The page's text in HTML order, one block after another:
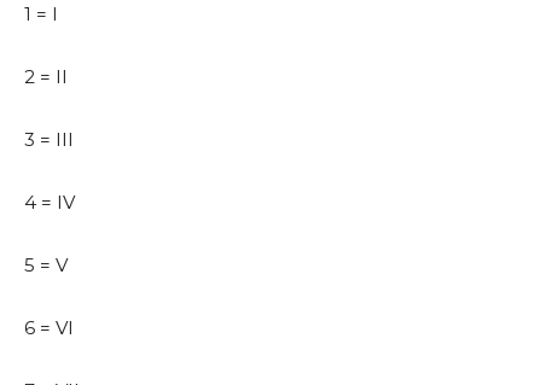
1 = I
2 = II
3 = III
4 = IV
5 = V
6 = VI